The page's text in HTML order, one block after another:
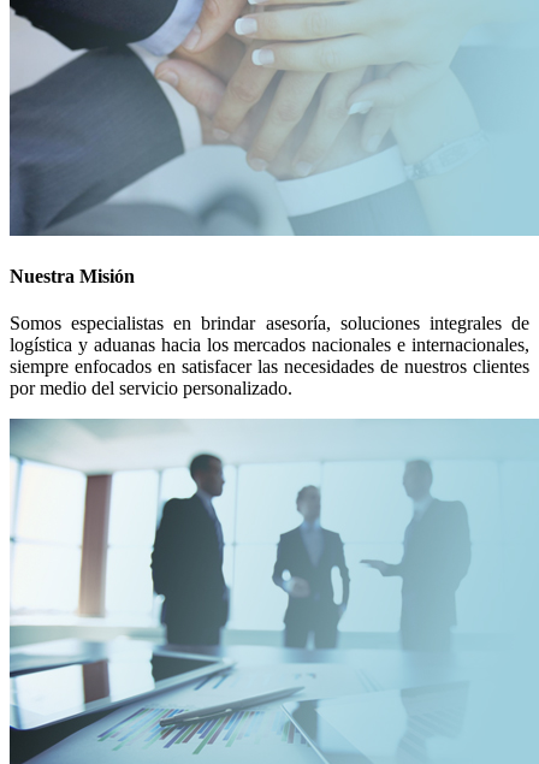
Nuestra Misión
Somos especialistas en brindar asesoría, soluciones integrales de
logística y aduanas hacia los mercados nacionales e internacionales,
siempre enfocados en satisfacer las necesidades de nuestros clientes
por medio del servicio personalizado.